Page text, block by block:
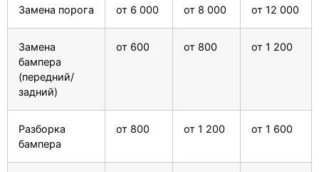
Замена порога от 6 000 от 8 000 от 12 000
Замена
бампера
(передний/
задний)
от 600 от 800 от 1 200
Разборка
бампера
от 800 от 1 200 от 1 600